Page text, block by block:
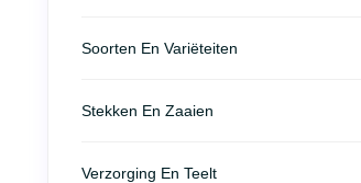
Soorten En Variëteiten
Stekken En Zaaien
Verzorging En Teelt